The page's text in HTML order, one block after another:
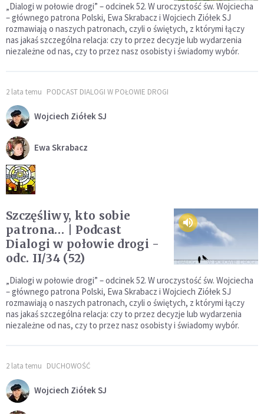
„Dialogi w połowie drogi” – odcinek 52. W uroczystość św. Wojciecha
– głównego patrona Polski, Ewa Skrabacz i Wojciech Ziółek SJ
rozmawiają o naszych patronach, czyli o świętych, z którymi łączy
nas jakaś szczególna relacja: czy to przez decyzje lub wydarzenia
niezależne od nas, czy to przez nasz osobisty i świadomy wybór.
2 lata temu PODCAST DIALOGI W POŁOWIE DROGI
Wojciech Ziółek SJ
Ewa Skrabacz
Szczęśliwy, kto sobie
patrona… | Podcast
Dialogi w połowie drogi -
odc. II/34 (52)
„Dialogi w połowie drogi” – odcinek 52. W uroczystość św. Wojciecha
– głównego patrona Polski, Ewa Skrabacz i Wojciech Ziółek SJ
rozmawiają o naszych patronach, czyli o świętych, z którymi łączy
nas jakaś szczególna relacja: czy to przez decyzje lub wydarzenia
niezależne od nas, czy to przez nasz osobisty i świadomy wybór.
2 lata temu DUCHOWOŚĆ
Wojciech Ziółek SJ